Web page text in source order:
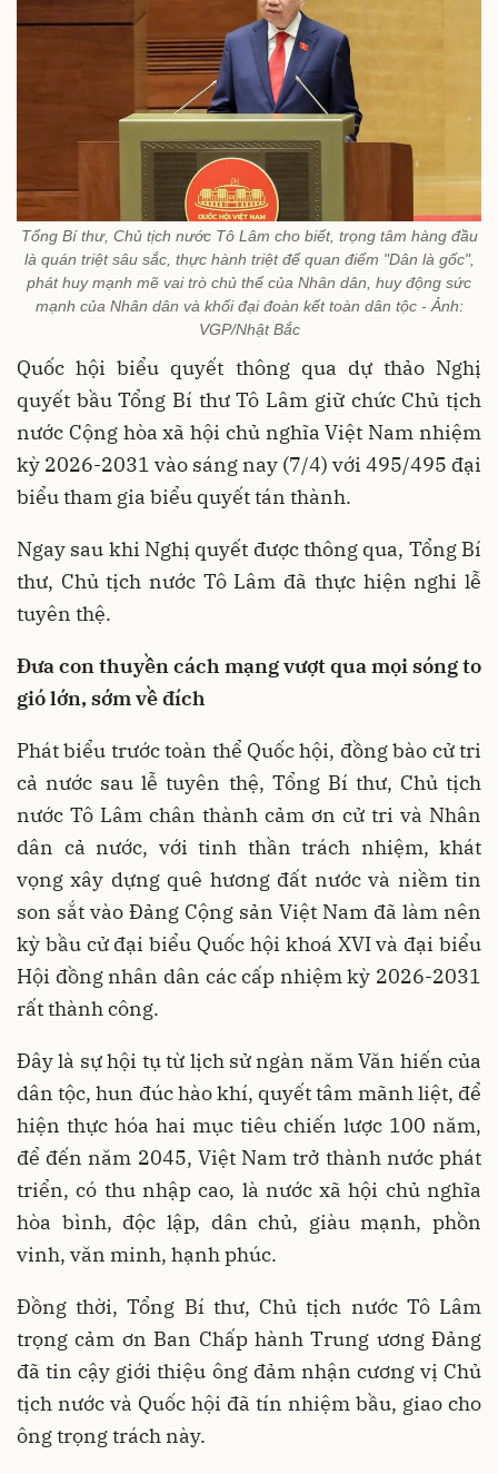
Tổng Bí thư, Chủ tịch nước Tô Lâm cho biết, trọng tâm hàng đầu
là quán triệt sâu sắc, thực hành triệt để quan điểm "Dân là gốc",
phát huy mạnh mẽ vai trò chủ thể của Nhân dân, huy động sức
mạnh của Nhân dân và khối đại đoàn kết toàn dân tộc - Ảnh:
VGP/Nhật Bắc
Quốc hội biểu quyết thông qua dự thảo Nghị
quyết bầu Tổng Bí thư Tô Lâm giữ chức Chủ tịch
nước Cộng hòa xã hội chủ nghĩa Việt Nam nhiệm
kỳ 2026-2031 vào sáng nay (7/4) với 495/495 đại
biểu tham gia biểu quyết tán thành.
Ngay sau khi Nghị quyết được thông qua, Tổng Bí
thư, Chủ tịch nước Tô Lâm đã thực hiện nghi lễ
tuyên thệ.
Đưa con thuyền cách mạng vượt qua mọi sóng to
gió lớn, sớm về đích
Phát biểu trước toàn thể Quốc hội, đồng bào cử tri
cả nước sau lễ tuyên thệ, Tổng Bí thư, Chủ tịch
nước Tô Lâm chân thành cảm ơn cử tri và Nhân
dân cả nước, với tinh thần trách nhiệm, khát
vọng xây dựng quê hương đất nước và niềm tin
son sắt vào Đảng Cộng sản Việt Nam đã làm nên
kỳ bầu cử đại biểu Quốc hội khoá XVI và đại biểu
Hội đồng nhân dân các cấp nhiệm kỳ 2026-2031
rất thành công.
Đây là sự hội tụ từ lịch sử ngàn năm Văn hiến của
dân tộc, hun đúc hào khí, quyết tâm mãnh liệt, để
hiện thực hóa hai mục tiêu chiến lược 100 năm,
để đến năm 2045, Việt Nam trở thành nước phát
triển, có thu nhập cao, là nước xã hội chủ nghĩa
hòa bình, độc lập, dân chủ, giàu mạnh, phồn
vinh, văn minh, hạnh phúc.
Đồng thời, Tổng Bí thư, Chủ tịch nước Tô Lâm
trọng cảm ơn Ban Chấp hành Trung ương Đảng
đã tin cậy giới thiệu ông đảm nhận cương vị Chủ
tịch nước và Quốc hội đã tín nhiệm bầu, giao cho
ông trọng trách này.